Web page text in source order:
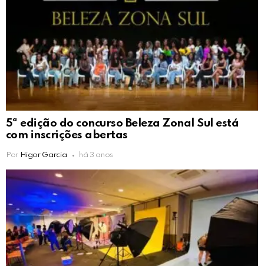
5ª edição do concurso Beleza Zonal Sul está
com inscrições abertas
Por Higor Garcia há 3 anos